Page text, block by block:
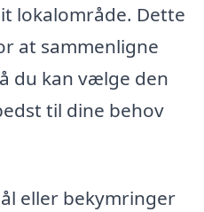
lokalområde. Dette
at sammenligne
du kan vælge den
til dine behov
eller bekymringer